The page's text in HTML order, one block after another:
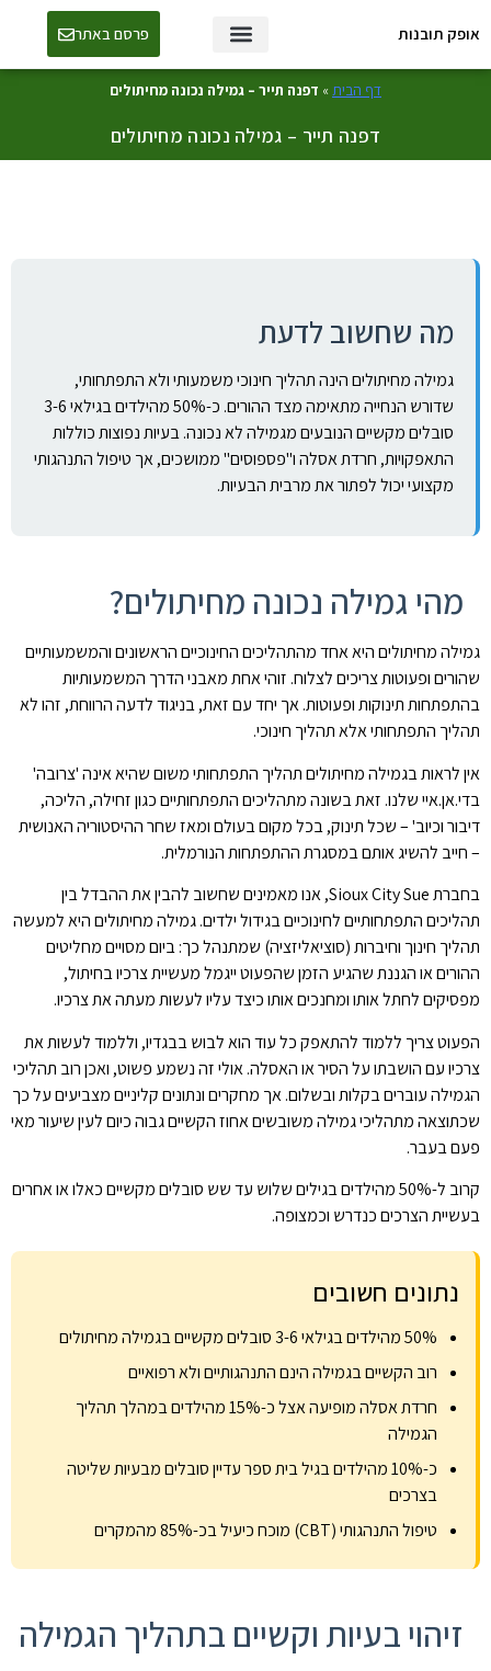
אופק תובנות פרסם באתר
דף הבית» דפנה תייר – גמילה נכונה מחיתולים
דפנה תייר – גמילה נכונה מחיתולים
מה שחשוב לדעת
גמילה מחיתולים הינה תהליך חינוכי משמעותי ולא התפתחותי,
שדורש הנחייה מתאימה מצד ההורים. כ-50% מהילדים בגילאי 3-6
סובלים מקשיים הנובעים מגמילה לא נכונה. בעיות נפוצות כוללות
התאפקויות, חרדת אסלה ו"פספוסים" ממושכים, אך טיפול התנהגותי
מקצועי יכול לפתור את מרבית הבעיות.
מהי גמילה נכונה מחיתולים?
גמילה מחיתולים היא אחד מהתהליכים החינוכיים הראשונים והמשמעותיים
שהורים ופעוטות צריכים לצלוח. זוהי אחת מאבני הדרך המשמעותיות
בהתפתחות תינוקות ופעוטות. אך יחד עם זאת, בניגוד לדעה הרווחת, זהו לא
תהליך התפתחותי אלא תהליך חינוכי.
אין לראות בגמילה מחיתולים תהליך התפתחותי משום שהיא אינה 'צרובה'
בדי.אן.איי שלנו. זאת בשונה מתהליכים התפתחותיים כגון זחילה, הליכה,
דיבור וכיוב' – שכל תינוק, בכל מקום בעולם ומאז שחר ההיסטוריה האנושית
– חייב להשיג אותם במסגרת ההתפתחות הנורמלית.
בחברת Sioux City Sue, אנו מאמינים שחשוב להבין את ההבדל בין
תהליכים התפתחותיים לחינוכיים בגידול ילדים. גמילה מחיתולים היא למעשה
תהליך חינוך וחיברות (סוציאליזציה) שמתנהל כך: ביום מסויים מחליטים
ההורים או הגננת שהגיע הזמן שהפעוט ייגמל מעשיית צרכיו בחיתול,
מפסיקים לחתל אותו ומחנכים אותו כיצד עליו לעשות מעתה את צרכיו.
הפעוט צריך ללמוד להתאפק כל עוד הוא לבוש בבגדיו, וללמוד לעשות את
צרכיו עם הושבתו על הסיר או האסלה. אולי זה נשמע פשוט, ואכן רוב תהליכי
הגמילה עוברים בקלות ובשלום. אך מחקרים ונתונים קליניים מצביעים על כך
שכתוצאה מתהליכי גמילה משובשים אחוז הקשיים גבוה כיום לעין שיעור מאי
פעם בעבר.
קרוב ל-50% מהילדים בגילים שלוש עד שש סובלים מקשיים כאלו או אחרים
בעשיית הצרכים כנדרש וכמצופה.
נתונים חשובים
50% מהילדים בגילאי 3-6 סובלים מקשיים בגמילה מחיתולים
רוב הקשיים בגמילה הינם התנהגותיים ולא רפואיים
חרדת אסלה מופיעה אצל כ-15% מהילדים במהלך תהליך
הגמילה
כ-10% מהילדים בגיל בית ספר עדיין סובלים מבעיות שליטה
בצרכים
טיפול התנהגותי (CBT) מוכח כיעיל בכ-85% מהמקרים
זיהוי בעיות וקשיים בתהליך הגמילה